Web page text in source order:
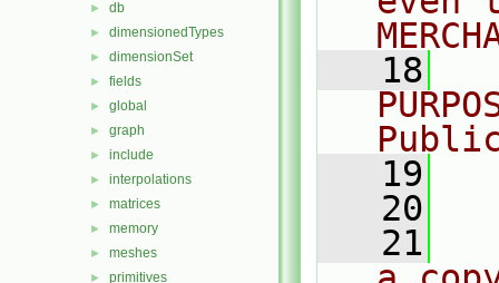
► db
► dimensionedTypes
► dimensionSet
► fields
► global
► graph
► include
► interpolations
► matrices
► memory
► meshes
► primitives
   18
   19
   20
   21